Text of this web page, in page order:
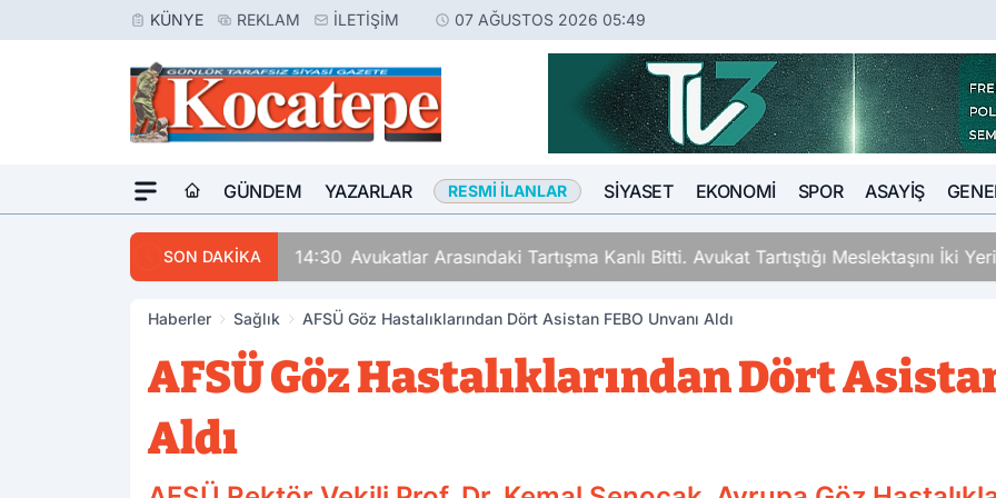
KÜNYE REKLAM İLETIŞIM 07 AĞUSTOS 2026 05:49
GÜNDEM YAZARLAR RESMI İLANLAR SIYASET EKONOMI SPOR ASAYIŞ
SON DAKİKA 14:30 Avukatlar Arasındaki Tartışma Kanlı Bitti. Avukat Tartıştığı Meslektaşını İki
Haberler Sağlık AFSÜ Göz Hastalıklarından Dört Asistan FEBO Unvanı Aldı
AFSÜ Göz Hastalıklarından Dört
Aldı